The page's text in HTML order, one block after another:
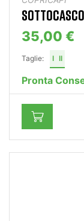
35,00 €
Taglie: I II
Pronta